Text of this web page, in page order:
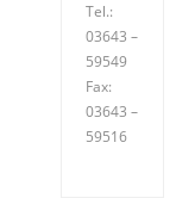
Tel.:
03643 –
59549
Fax:
03643 –
59516